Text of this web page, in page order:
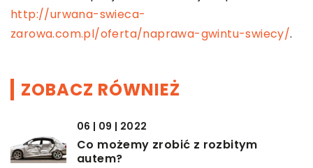
http://urwana-swieca-
zarowa.com.pl/oferta/naprawa-gwintu-swiecy/.
ZOBACZ RÓWNIEŻ
06 | 09 | 2022
Co możemy zrobić z rozbitym
autem?